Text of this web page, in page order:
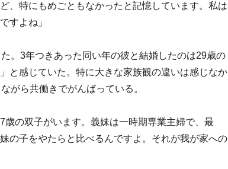
、特にもめごともなかったと記憶しています。私は
すよね」
。3年つきあった同い年の彼と結婚したのは29歳の
と感じていた。特に大きな家族観の違いは感じなか
がら共働きでがんばっている。
歳の双子がいます。義妹は一時期専業主婦で、最
の子をやたらと比べるんですよ。それが我が家への